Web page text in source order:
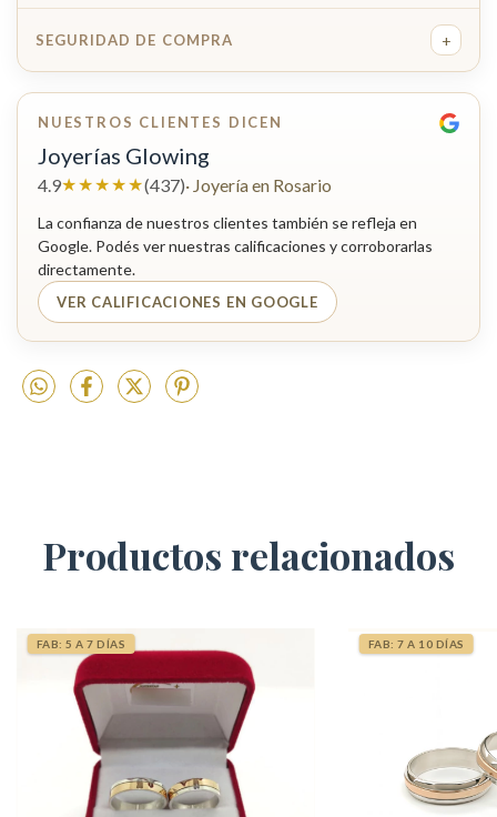
SEGURIDAD DE COMPRA +
NUESTROS CLIENTES DICEN
Joyerías Glowing
4.9★★★★★(437)· Joyería en Rosario
La confianza de nuestros clientes también se refleja en
Google. Podés ver nuestras calificaciones y corroborarlas
directamente.
VER CALIFICACIONES EN GOOGLE
Productos relacionados
FAB: 5 A 7 DÍAS FAB: 7 A 10 DÍAS